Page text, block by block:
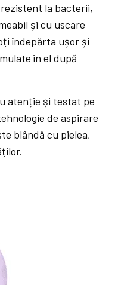
la bacterii,
și cu uscare
îndepărta ușor și
în el după
atenție și testat pe
de aspirare
blândă cu pielea,